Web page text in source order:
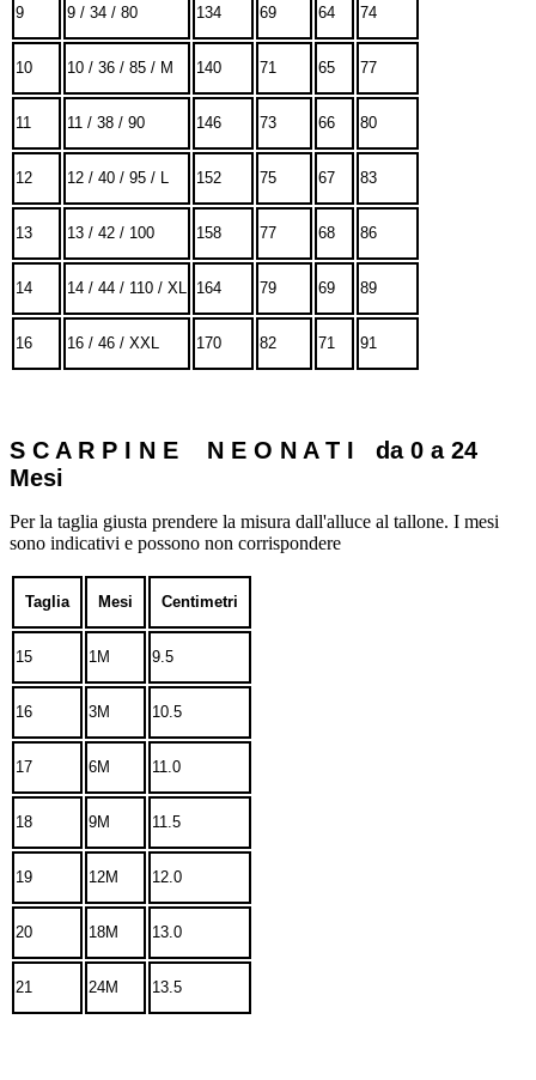
9 9 / 34 / 80 134 69 64 74
10 10 / 36 / 85 / M 140 71 65 77
11 11 / 38 / 90 146 73 66 80
12 12 / 40 / 95 / L 152 75 67 83
13 13 / 42 / 100 158 77 68 86
14 14 / 44 / 110 / XL 164 79 69 89
16 16 / 46 / XXL 170 82 71 91
S C A R P I N E N E O N A T I da 0 a 24
Mesi
Per la taglia giusta prendere la misura dall'alluce al tallone. I mesi
sono indicativi e possono non corrispondere
Taglia Mesi Centimetri
15 1M 9.5
16 3M 10.5
17 6M 11.0
18 9M 11.5
19 12M 12.0
20 18M 13.0
21 24M 13.5